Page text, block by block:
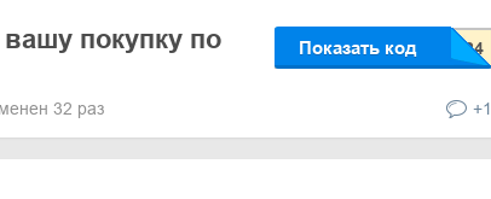
покупку по
Показать код
32 раз +1